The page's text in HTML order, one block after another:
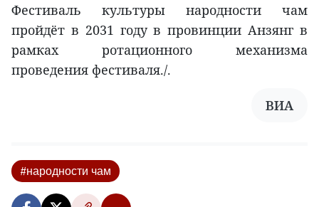
Фестиваль культуры народности чам
пройдёт в 2031 году в провинции Анзянг в
рамках ротационного механизма
проведения фестиваля./.
ВИА
#народности чам